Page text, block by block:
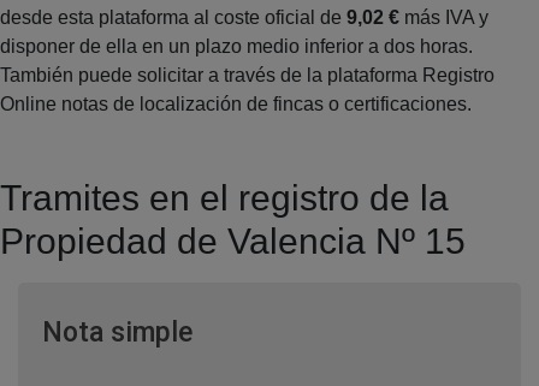
desde esta plataforma al coste oficial de 9,02 € más IVA y
disponer de ella en un plazo medio inferior a dos horas.
También puede solicitar a través de la plataforma Registro
Online notas de localización de fincas o certificaciones.
Tramites en el registro de la
Propiedad de Valencia Nº 15
Nota simpleVentana nueva